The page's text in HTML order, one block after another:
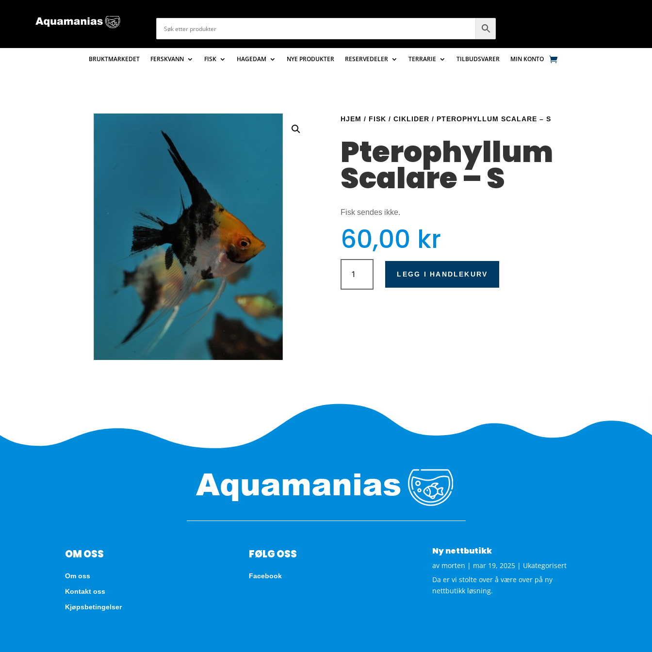
BRUKTMARKEDET FERSKVANN FISK HAGEDAM NYE PRODUKTER RESERVEDELER TERRARIE TILBUDSVARER MIN KONTO
HJEM / FISK / CIKLIDER / PTEROPHYLLUM SCALARE – S
Pterophyllum
Scalare – S
Fisk sendes ikke.
60,00 kr
Pterophyllum
Scalare
-
LEGG I HANDLEKURV
OM OSS
Om oss
Kontakt oss
Kjøpsbetingelser
FØLG OSS
Facebook
Ny nettbutikk
av morten | mar 19, 2025| Ukategorisert
Da er vi stolte over å være over på ny
nettbutikk løsning.